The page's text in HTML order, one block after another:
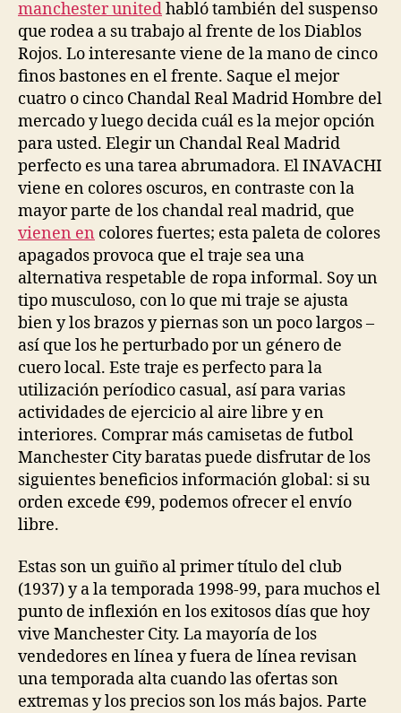
manchester unitedhabló también del suspenso
que rodea a su trabajo al frente de los Diablos
Rojos. Lo interesante viene de la mano de cinco
finos bastones en el frente. Saque el mejor
cuatro o cinco Chandal Real Madrid Hombre del
mercado y luego decida cuál es la mejor opción
para usted. Elegir un Chandal Real Madrid
perfecto es una tarea abrumadora. El INAVACHI
viene en colores oscuros, en contraste con la
mayor parte de los chandal real madrid, que
vienen en colores fuertes; esta paleta de colores
apagados provoca que el traje sea una
alternativa respetable de ropa informal. Soy un
tipo musculoso, con lo que mi traje se ajusta
bien y los brazos y piernas son un poco largos –
así que los he perturbado por un género de
cuero local. Este traje es perfecto para la
utilización períodico casual, así para varias
actividades de ejercicio al aire libre y en
interiores. Comprar más camisetas de futbol
Manchester City baratas puede disfrutar de los
siguientes beneficios información global: si su
orden excede €99, podemos ofrecer el envío
libre.
Estas son un guiño al primer título del club
(1937) y a la temporada 1998-99, para muchos el
punto de inflexión en los exitosos días que hoy
vive Manchester City. La mayoría de los
vendedores en línea y fuera de línea revisan
una temporada alta cuando las ofertas son
extremas y los precios son los más bajos. Parte